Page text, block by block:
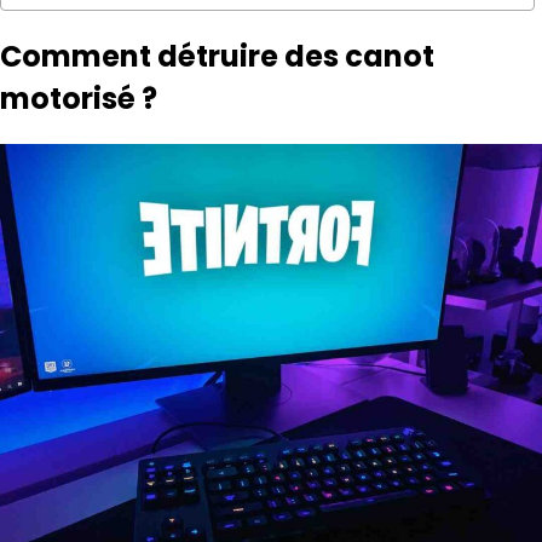
Comment détruire des canot
motorisé ?